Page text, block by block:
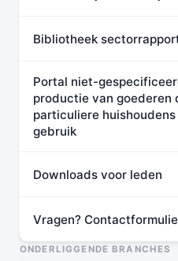
Bibliotheek
Portal niet-
productie van goederen
particuliere
gebruik
Downloads voor leden
Vragen?
ONDERLIGGENDE BRANCHES